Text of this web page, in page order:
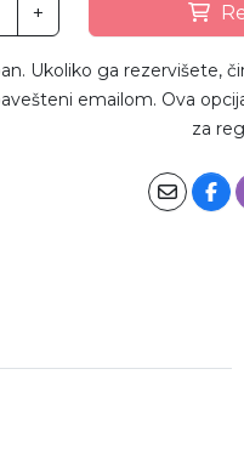
+
Ukoliko ga rezervišete,
emailom. Ova
za